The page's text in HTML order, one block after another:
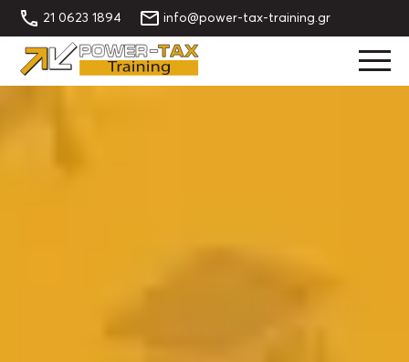
21 0623 1894 info@power-tax-training.gr